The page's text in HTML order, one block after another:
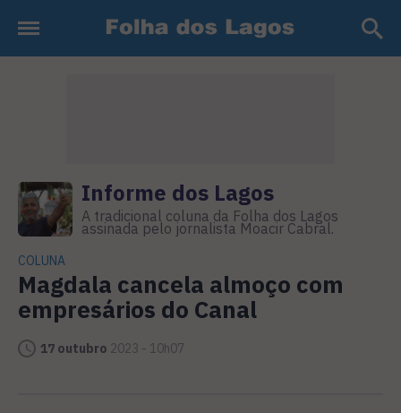
Informe dos Lagos
A tradicional coluna da Folha dos Lagos
assinada pelo jornalista Moacir Cabral.
COLUNA
Magdala cancela almoço com
empresários do Canal
17 outubro 2023 - 10h07